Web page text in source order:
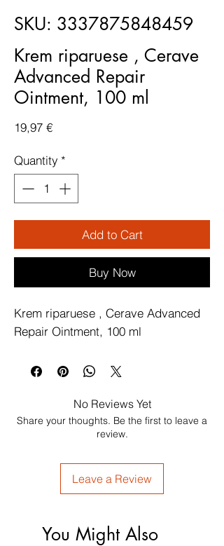
SKU: 3337875848459
Krem riparuese , Cerave
Advanced Repair
Ointment, 100 ml
19,97 €Price
Quantity *
Add to Cart
Buy Now
Krem riparuese , Cerave Advanced
Repair Ointment, 100 ml
No Reviews Yet
Share your thoughts. Be the first to leave a
review.
Leave a Review
You Might Also